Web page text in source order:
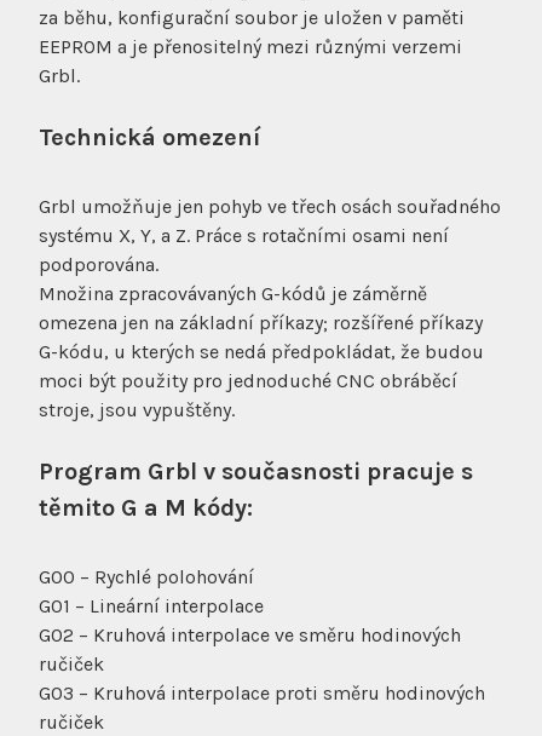
za běhu, konfigurační soubor je uložen v paměti
EEPROM a je přenositelný mezi různými verzemi
Grbl.
Technická omezení
Grbl umožňuje jen pohyb ve třech osách souřadného
systému X, Y, a Z. Práce s rotačními osami není
podporována.
Množina zpracovávaných G-kódů je záměrně
omezena jen na základní příkazy; rozšířené příkazy
G-kódu, u kterých se nedá předpokládat, že budou
moci být použity pro jednoduché CNC obráběcí
stroje, jsou vypuštěny.
Program Grbl v současnosti pracuje s
těmito G a M kódy:
G00 – Rychlé polohování
G01 – Lineární interpolace
G02 – Kruhová interpolace ve směru hodinových
ručiček
G03 – Kruhová interpolace proti směru hodinových
ručiček